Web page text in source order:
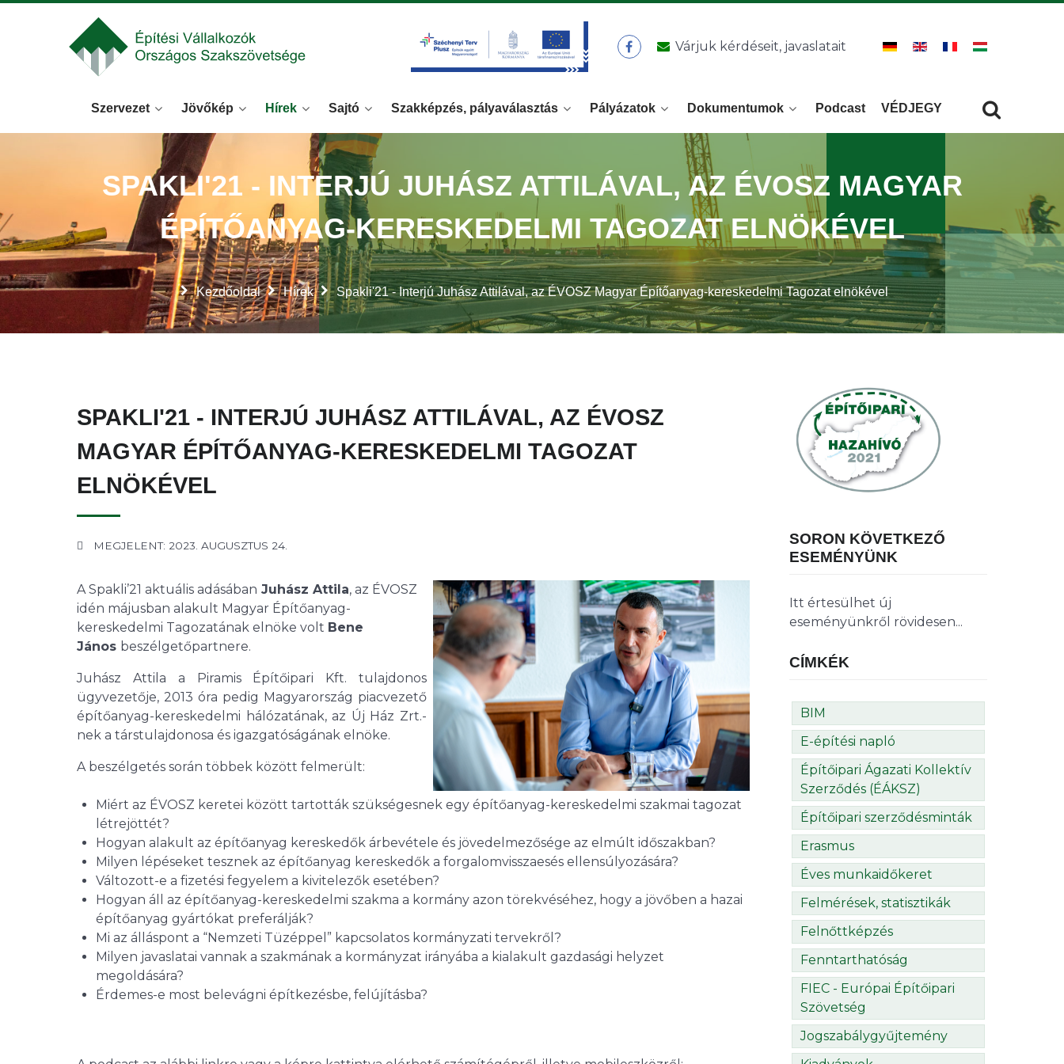
Várjuk kérdéseit, javaslatait
Szervezet Jövőkép Hírek Sajtó Szakképzés, pályaválasztás Pályázatok Dokumentumok Podcast VÉDJEGY
Kezdőoldal Hírek Spakli'21 - Interjú Juhász Attilával, az ÉVOSZ Magyar Építőanyag-kereskedelmi Tagozat elnökével
SPAKLI'21 - INTERJÚ JUHÁSZ ATTILÁVAL, AZ ÉVOSZ MAGYAR
ÉPÍTŐANYAG-KERESKEDELMI TAGOZAT ELNÖKÉVEL
SPAKLI'21 - INTERJÚ JUHÁSZ ATTILÁVAL, AZ ÉVOSZ
MAGYAR ÉPÍTŐANYAG-KERESKEDELMI TAGOZAT
ELNÖKÉVEL
MEGJELENT: 2023. AUGUSZTUS 24.
A Spakli’21 aktuális adásában Juhász Attila, az ÉVOSZ
idén májusban alakult Magyar Építőanyag-
kereskedelmi Tagozatának elnöke volt Bene
János beszélgetőpartnere.
Juhász Attila a Piramis Építőipari Kft. tulajdonos
ügyvezetője, 2013 óra pedig Magyarország piacvezető
építőanyag-kereskedelmi hálózatának, az Új Ház Zrt.-
nek a társtulajdonosa és igazgatóságának elnöke.
A beszélgetés során többek között felmerült:
Miért az ÉVOSZ keretei között tartották szükségesnek egy építőanyag-kereskedelmi szakmai tagozat
létrejöttét?
Hogyan alakult az építőanyag kereskedők árbevétele és jövedelmezősége az elmúlt időszakban?
Milyen lépéseket tesznek az építőanyag kereskedők a forgalomvisszaesés ellensúlyozására?
Változott-e a fizetési fegyelem a kivitelezők esetében?
Hogyan áll az építőanyag-kereskedelmi szakma a kormány azon törekvéséhez, hogy a jövőben a hazai
építőanyag gyártókat preferálják?
Mi az álláspont a “Nemzeti Tüzéppel” kapcsolatos kormányzati tervekről?
Milyen javaslatai vannak a szakmának a kormányzat irányába a kialakult gazdasági helyzet
megoldására?
Érdemes-e most belevágni építkezésbe, felújításba?
SORON KÖVETKEZŐ
ESEMÉNYÜNK
Itt értesülhet új
eseményünkről rövidesen...
CÍMKÉK
BIM
E-építési napló
Építőipari Ágazati Kollektív
Szerződés (ÉÁKSZ)
Építőipari szerződésminták
Erasmus
Éves munkaidőkeret
Felmérések, statisztikák
Felnőttképzés
Fenntarthatóság
FIEC - Európai Építőipari
Szövetség
Jogszabálygyűjtemény